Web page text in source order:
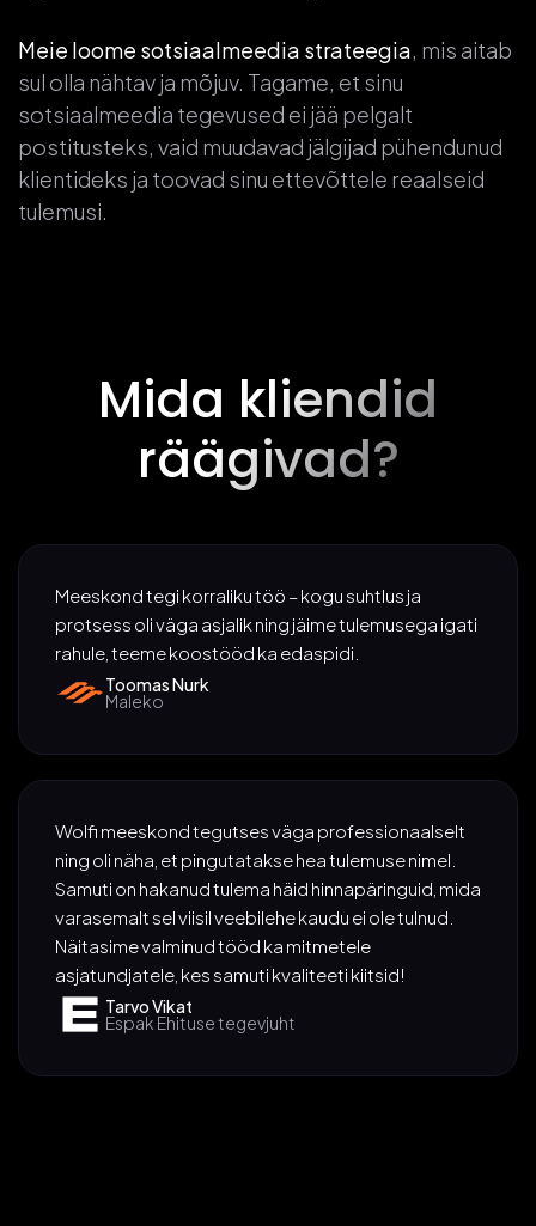
Meie loome sotsiaalmeedia strateegia, mis aitab
sul olla nähtav ja mõjuv. Tagame, et sinu
sotsiaalmeedia tegevused ei jää pelgalt
postitusteks, vaid muudavad jälgijad pühendunud
klientideks ja toovad sinu ettevõttele reaalseid
tulemusi.
Mida kliendid
räägivad?
Meeskond tegi korraliku töö – kogu suhtlus ja
protsess oli väga asjalik ning jäime tulemusega igati
rahule, teeme koostööd ka edaspidi.
Toomas Nurk
Maleko
Wolfi meeskond tegutses väga professionaalselt
ning oli näha, et pingutatakse hea tulemuse nimel.
Samuti on hakanud tulema häid hinnapäringuid, mida
varasemalt sel viisil veebilehe kaudu ei ole tulnud.
Näitasime valminud tööd ka mitmetele
asjatundjatele, kes samuti kvaliteeti kiitsid!
Tarvo Vikat
Espak Ehituse tegevjuht